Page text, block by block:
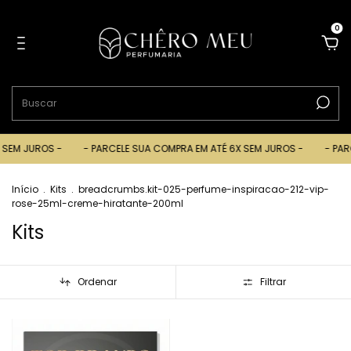
0
JUROS - - PARCELE SUA COMPRA EM ATÉ 6X SEM JUROS - -
Início . Kits . breadcrumbs.kit-025-perfume-inspiracao-212-vip-
rose-25ml-creme-hiratante-200ml
Kits
Ordenar Filtrar